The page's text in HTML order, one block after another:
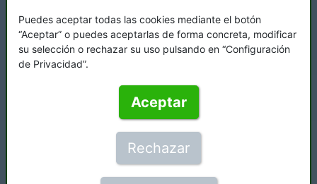
Puedes aceptar todas las cookies mediante el botón
“Aceptar” o puedes aceptarlas de forma concreta, modificar
su selección o rechazar su uso pulsando en “Configuración
de Privacidad”.
Aceptar
Rechazar